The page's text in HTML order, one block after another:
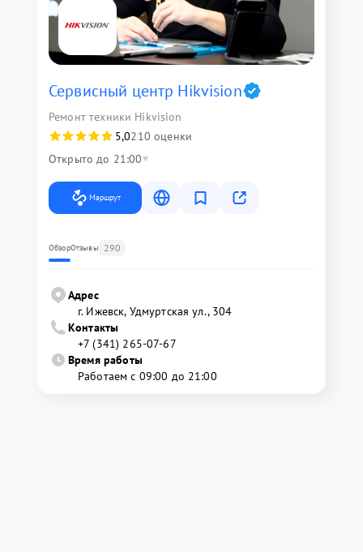
Сервисный центр Hikvision
Ремонт техники Hikvision
5,0210 оценки
Открыто до 21:00
Маршрут
ОбзорОтзывы 290
Адрес
г. Ижевск, Удмуртская ул., 304
Контакты
+7 (341) 265-07-67
Время работы
Работаем с 09:00 до 21:00